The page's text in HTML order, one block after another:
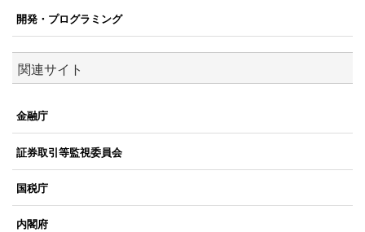
開発・プログラミング
関連サイト
金融庁
証券取引等監視委員会
国税庁
内閣府